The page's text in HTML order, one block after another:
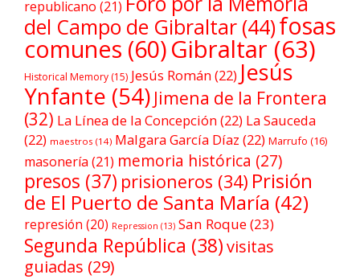
republicano (21)
del Campo de Gibraltar (44)fosas
comunes (60)Gibraltar(63)
Historical Memory (15) Jesús Román(22) Jesús
Ynfante (54) Jimena de la Frontera
(32) La Línea de la Concepción(22) La Sauceda
(22) maestros (14) Malgara García Díaz (22) Marrufo (16)
masonería (21) memoria histórica (27)
presos (37) prisioneros (34) Prisión
de El Puerto de Santa María (42)
represión (20) Repression (13) San Roque(23)
Segunda República (38)visitas
guiadas (29)